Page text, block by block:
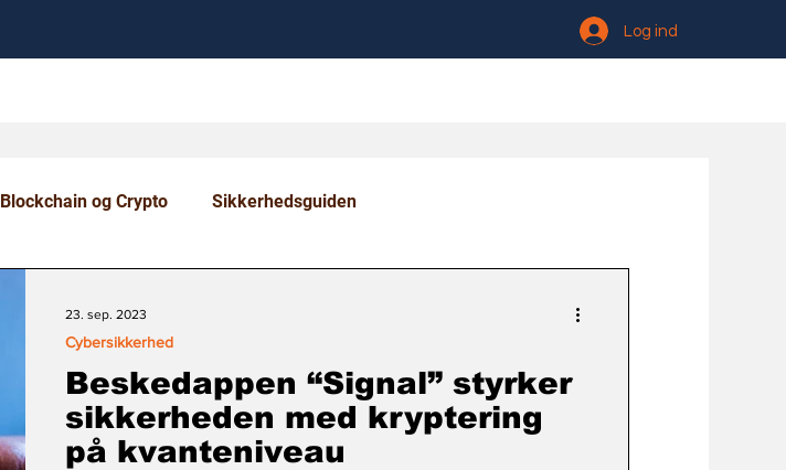
Log ind
Blockchain og Crypto Sikkerhedsguiden
Beskedappen “Signal” styrker
sikkerheden med kryptering
på kvanteniveau
Cybersikkerhed
23. sep. 2023